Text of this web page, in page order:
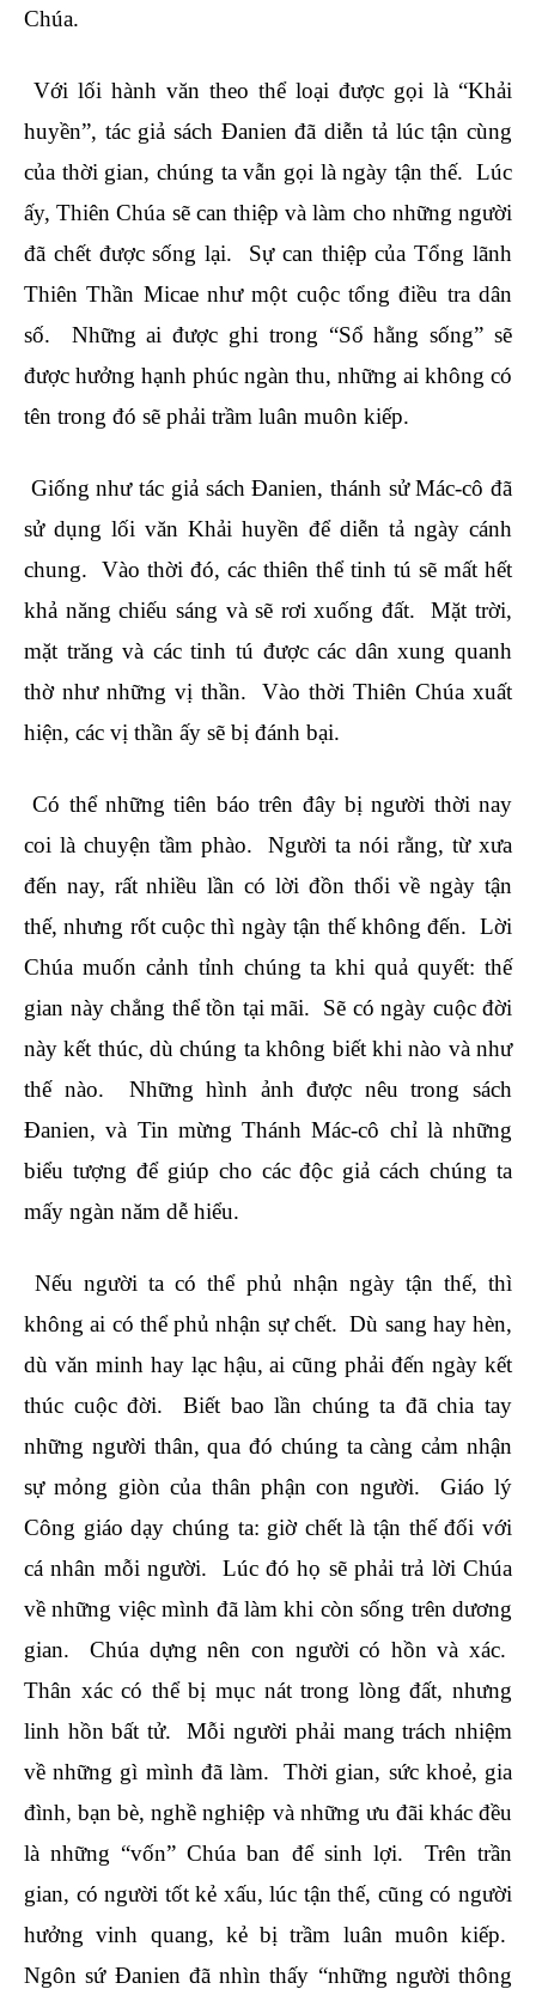
Chúa.
Với lối hành văn theo thể loại được gọi là “Khải
huyền”, tác giả sách Đanien đã diễn tả lúc tận cùng
của thời gian, chúng ta vẫn gọi là ngày tận thế. Lúc
ấy, Thiên Chúa sẽ can thiệp và làm cho những người
đã chết được sống lại. Sự can thiệp của Tổng lãnh
Thiên Thần Micae như một cuộc tổng điều tra dân
số. Những ai được ghi trong “Sổ hằng sống” sẽ
được hưởng hạnh phúc ngàn thu, những ai không có
tên trong đó sẽ phải trầm luân muôn kiếp.
Giống như tác giả sách Đanien, thánh sử Mác-cô đã
sử dụng lối văn Khải huyền để diễn tả ngày cánh
chung. Vào thời đó, các thiên thể tinh tú sẽ mất hết
khả năng chiếu sáng và sẽ rơi xuống đất. Mặt trời,
mặt trăng và các tinh tú được các dân xung quanh
thờ như những vị thần. Vào thời Thiên Chúa xuất
hiện, các vị thần ấy sẽ bị đánh bại.
Có thể những tiên báo trên đây bị người thời nay
coi là chuyện tầm phào. Người ta nói rằng, từ xưa
đến nay, rất nhiều lần có lời đồn thổi về ngày tận
thế, nhưng rốt cuộc thì ngày tận thế không đến. Lời
Chúa muốn cảnh tỉnh chúng ta khi quả quyết: thế
gian này chẳng thể tồn tại mãi. Sẽ có ngày cuộc đời
này kết thúc, dù chúng ta không biết khi nào và như
thế nào. Những hình ảnh được nêu trong sách
Đanien, và Tin mừng Thánh Mác-cô chỉ là những
biểu tượng để giúp cho các độc giả cách chúng ta
mấy ngàn năm dễ hiểu.
Nếu người ta có thể phủ nhận ngày tận thế, thì
không ai có thể phủ nhận sự chết. Dù sang hay hèn,
dù văn minh hay lạc hậu, ai cũng phải đến ngày kết
thúc cuộc đời. Biết bao lần chúng ta đã chia tay
những người thân, qua đó chúng ta càng cảm nhận
sự mỏng giòn của thân phận con người. Giáo lý
Công giáo dạy chúng ta: giờ chết là tận thế đối với
cá nhân mỗi người. Lúc đó họ sẽ phải trả lời Chúa
về những việc mình đã làm khi còn sống trên dương
gian. Chúa dựng nên con người có hồn và xác.
Thân xác có thể bị mục nát trong lòng đất, nhưng
linh hồn bất tử. Mỗi người phải mang trách nhiệm
về những gì mình đã làm. Thời gian, sức khoẻ, gia
đình, bạn bè, nghề nghiệp và những ưu đãi khác đều
là những “vốn” Chúa ban để sinh lợi. Trên trần
gian, có người tốt kẻ xấu, lúc tận thế, cũng có người
hưởng vinh quang, kẻ bị trầm luân muôn kiếp.
Ngôn sứ Đanien đã nhìn thấy “những người thông